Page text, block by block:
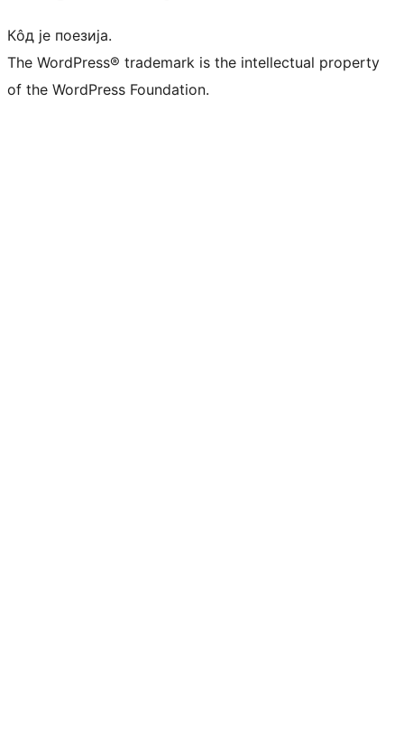
Кôд је поезија.
The WordPress® trademark is the intellectual property
of the WordPress Foundation.